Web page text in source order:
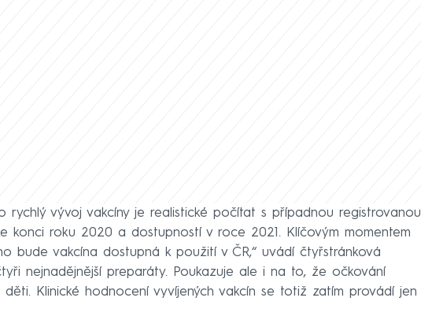
rychlý vývoj vakcíny je realistické počítat s případnou registrovanou
konci roku 2020 a dostupností v roce 2021. Klíčovým momentem
bude vakcína dostupná k použití v ČR,“ uvádí čtyřstránková
nejnadějnější preparáty. Poukazuje ale i na to, že očkování
Klinické hodnocení vyvíjených vakcín se totiž zatím provádí jen